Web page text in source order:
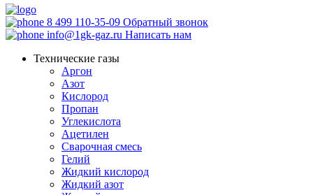
8 499 110-35-09 Обратный звонок
info@1gk-gaz.ru Написать нам
Технические газы
Аргон
Азот
Кислород
Пропан
Углекислота
Ацетилен
Сварочная смесь
Гелий
Жидкий кислород
Жидкий азот